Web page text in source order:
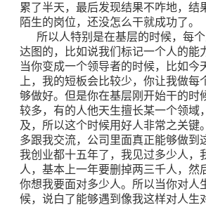
累了半天，最后发现结果不咋地，结
陌生的岗位，还没怎么干就成功了。
所以人特别是在基层的时候，每个
达图的，比如说我们标记一个人的能
当你变成一个领导者的时候，比如今
上，我的短板会比较少，你让我做每
够做好。但是你在基层刚开始干的时
较多，有的人他天生擅长某一个领域
及，所以这个时候用好人非常之关键
多跟我交流，公司里面真正能够做到
我创业都十五年了，我见过多少人，
人，基本上一年要删掉两三千人，然
你想我要面对多少人。所以当你对人
候，说白了能够遇到像我这样对人生